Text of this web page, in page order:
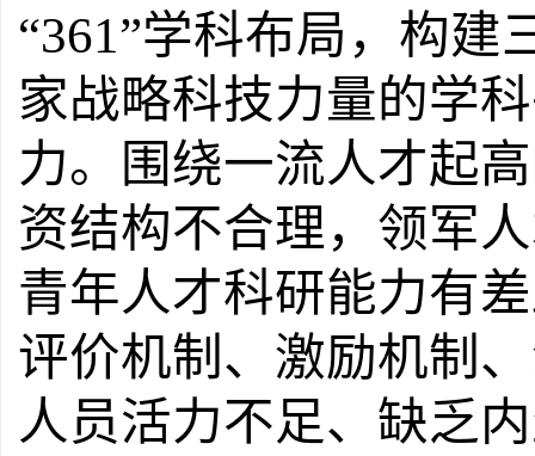
“361”学科布局，构建
家战略科技力量的学
力。
围绕一流人才起
资结构不合理，领军
青年人才科研能力有
评价机制、激励机制
人员活力不足、缺乏